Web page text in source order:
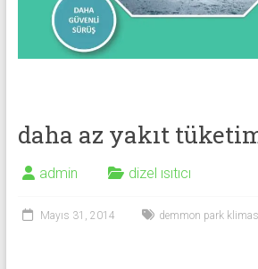
daha az yakıt
admin dizel ısıtıcı
Mayıs 31, 2014 demmon park kliması